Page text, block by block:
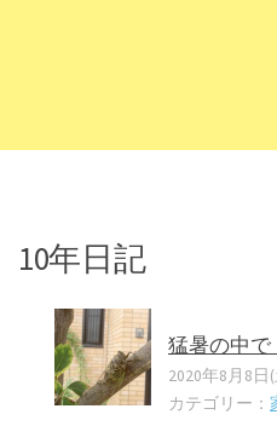
10年日記
猛暑の中
2020年8月8日
カテゴリー：